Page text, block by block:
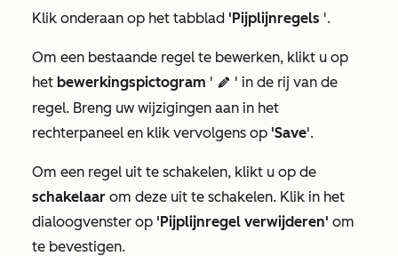
Klik onderaan op het tabblad 'Pijplijnregels '.
Om een bestaande regel te bewerken, klikt u op
het bewerkingspictogram ' edit ' in de rij van de
regel. Breng uw wijzigingen aan in het
rechterpaneel en klik vervolgens op 'Save'.
Om een regel uit te schakelen, klikt u op de
schakelaar om deze uit te schakelen. Klik in het
dialoogvenster op 'Pijplijnregel verwijderen' om
te bevestigen.